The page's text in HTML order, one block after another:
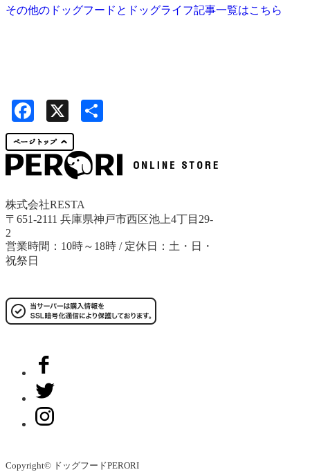
その他のドッグフードとドッグライフ記事一覧はこちら
Facebook
株式会社RESTA
〒651-2111 兵庫県神戸市西区池上4丁目29-
2
営業時間：10時～18時 / 定休日：土・日・
祝祭日
Copyright© ドッグフードPERORI